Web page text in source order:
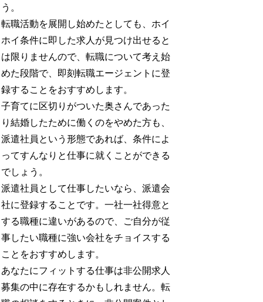
う。
転職活動を展開し始めたとしても、ホイ
ホイ条件に即した求人が見つけ出せると
は限りませんので、転職について考え始
めた段階で、即刻転職エージェントに登
録することをおすすめします。
子育てに区切りがついた奥さんであった
り結婚したために働くのをやめた方も、
派遣社員という形態であれば、条件によ
ってすんなりと仕事に就くことができる
でしょう。
派遣社員として仕事したいなら、派遣会
社に登録することです。一社一社得意と
する職種に違いがあるので、ご自分が従
事したい職種に強い会社をチョイスする
ことをおすすめします。
あなたにフィットする仕事は非公開求人
募集の中に存在するかもしれません。転